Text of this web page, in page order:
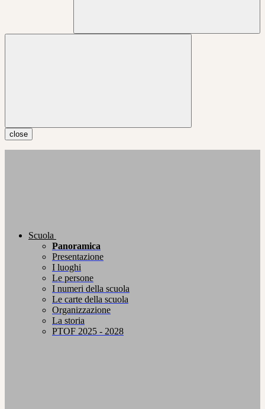
close
Scuola
Panoramica
Presentazione
I luoghi
Le persone
I numeri della scuola
Le carte della scuola
Organizzazione
La storia
PTOF 2025 - 2028